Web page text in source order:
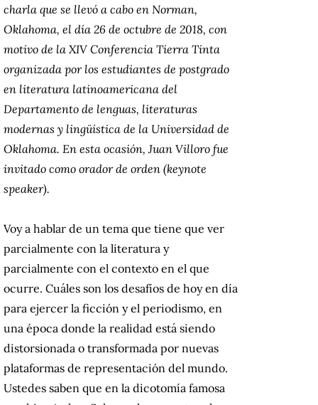
charla que se llevó a cabo en Norman,
Oklahoma, el día 26 de octubre de 2018, con
motivo de la XIV Conferencia Tierra Tinta
organizada por los estudiantes de postgrado
en literatura latinoamericana del
Departamento de lenguas, literaturas
modernas y lingüística de la Universidad de
Oklahoma. En esta ocasión, Juan Villoro fue
invitado como orador de orden (keynote
speaker).
Voy a hablar de un tema que tiene que ver
parcialmente con la literatura y
parcialmente con el contexto en el que
ocurre. Cuáles son los desafíos de hoy en día
para ejercer la ficción y el periodismo, en
una época donde la realidad está siendo
distorsionada o transformada por nuevas
plataformas de representación del mundo.
Ustedes saben que en la dicotomía famosa